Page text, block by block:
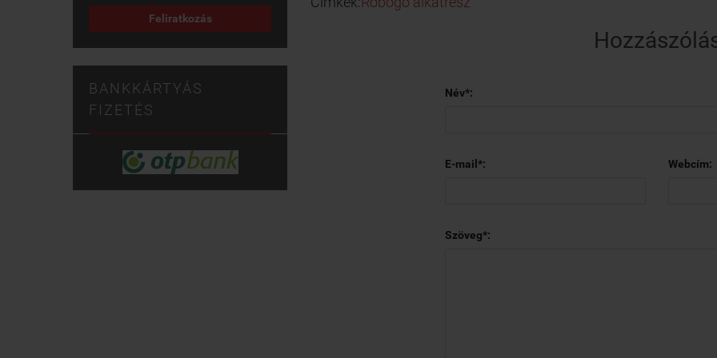
Feliratkozás
BANKKÁRTYÁS
FIZETÉS
Név*:
E-mail*: Webcím:
Szöveg*: